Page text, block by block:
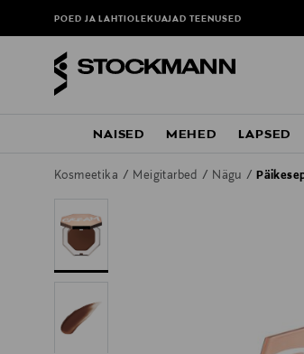
POED JA LAHTIOLEKUAJADTEENUSED
NAISED MEHED LAPSED
Kosmeetika Meigitarbed Nägu